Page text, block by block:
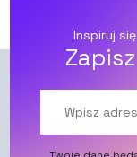
Inspiruj